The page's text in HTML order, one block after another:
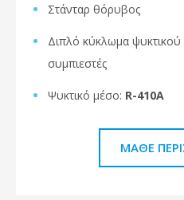
Στάνταρ θόρυβος
Διπλό κύκλωμα ψυκτικού
συμπιεστές
Ψυκτικό μέσο: R-410A
ΜΆΘΕ